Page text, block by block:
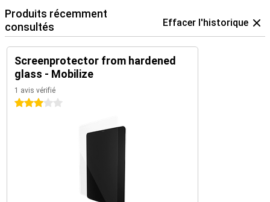
Produits récemment
consultés
Effacer l'historique
Screenprotector from hardened
glass - Mobilize
1 avis vérifié
3 étoiles